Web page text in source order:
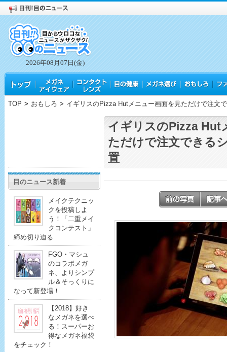
2026年08月07日(金)
TOP > おもしろ > イギリスのPizza Hutメニュー画面を見ただけで注文
目のニュース新着
メイクテクニッ
クを投稿しよ
う！「二重メイ
クコンテスト」
締め切り迫る
FGO・マシュ
のコラボメガ
ネ、よりシンプ
ル＆そっくりに
なって新登場！
【2018】好き
なメガネを選べ
る！スーパーお
得なメガネ福袋
をチェック！
イギリスのPizza Hut
ただけで注文できる
置